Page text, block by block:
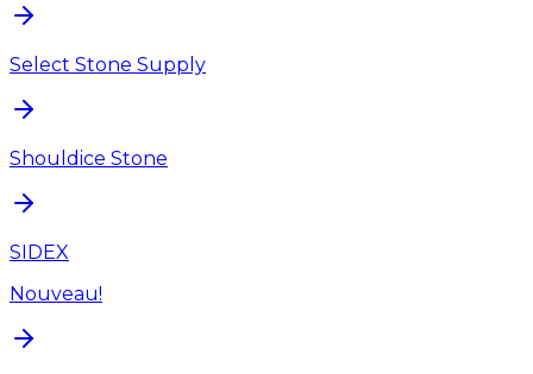
Select Stone Supply
Shouldice Stone
SIDEX
Nouveau!